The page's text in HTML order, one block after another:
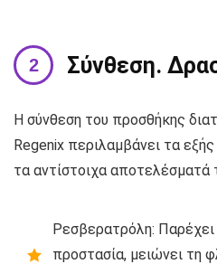
Σύνθεση.
Η σύνθεση του προσθήκης
Regenix περιλαμβάνει τα
τα αντίστοιχα αποτελέσματά
Ρεσβερατρόλη: Παρέχει
προστασία, μειώνει τη